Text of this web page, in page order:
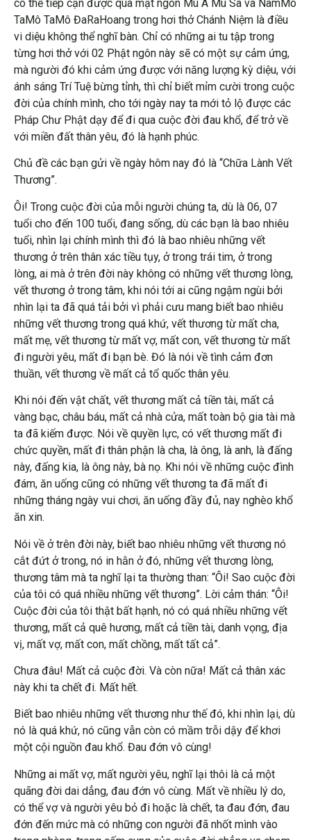
có thể tiếp cận được qua mật ngôn Mu A Mu Sa và NamMô
TaMô TaMô ĐaRaHoang trong hơi thở Chánh Niệm là điều
vi diệu không thể nghĩ bàn. Chỉ có những ai tu tập trong
từng hơi thở với 02 Phật ngôn này sẽ có một sự cảm ứng,
mà người đó khi cảm ứng được với năng lượng kỳ diệu, với
ánh sáng Trí Tuệ bừng tỉnh, thì chỉ biết mỉm cười trong cuộc
đời của chính mình, cho tới ngày nay ta mới tỏ lộ được các
Pháp Chư Phật dạy để đi qua cuộc đời đau khổ, để trở về
với miền đất thân yêu, đó là hạnh phúc.
Chủ đề các bạn gửi về ngày hôm nay đó là “Chữa Lành Vết
Thương”.
Ôi! Trong cuộc đời của mỗi người chúng ta, dù là 06, 07
tuổi cho đến 100 tuổi, đang sống, dù các bạn là bao nhiêu
tuổi, nhìn lại chính mình thì đó là bao nhiêu những vết
thương ở trên thân xác tiều tụy, ở trong trái tim, ở trong
lòng, ai mà ở trên đời này không có những vết thương lòng,
vết thương ở trong tâm, khi nói tới ai cũng ngậm ngùi bởi
nhìn lại ta đã quá tải bởi vì phải cưu mang biết bao nhiêu
những vết thương trong quá khứ, vết thương từ mất cha,
mất mẹ, vết thương từ mất vợ, mất con, vết thương từ mất
đi người yêu, mất đi bạn bè. Đó là nói về tình cảm đơn
thuần, vết thương về mất cả tổ quốc thân yêu.
Khi nói đến vật chất, vết thương mất cả tiền tài, mất cả
vàng bạc, châu báu, mất cả nhà cửa, mất toàn bộ gia tài mà
ta đã kiếm được. Nói về quyền lực, có vết thương mất đi
chức quyền, mất đi thân phận là cha, là ông, là anh, là đấng
này, đấng kia, là ông này, bà nọ. Khi nói về những cuộc đình
đám, ăn uống cũng có những vết thương ta đã mất đi
những tháng ngày vui chơi, ăn uống đầy đủ, nay nghèo khổ
ăn xin.
Nói về ở trên đời này, biết bao nhiêu những vết thương nó
cắt đứt ở trong, nó in hằn ở đó, những vết thương lòng,
thương tâm mà ta nghĩ lại ta thường than: “Ôi! Sao cuộc đời
của tôi có quá nhiều những vết thương”. Lời cảm thán: “Ôi!
Cuộc đời của tôi thật bất hạnh, nó có quá nhiều những vết
thương, mất cả quê hương, mất cả tiền tài, danh vọng, địa
vị, mất vợ, mất con, mất chồng, mất tất cả”.
Chưa đâu! Mất cả cuộc đời. Và còn nữa! Mất cả thân xác
này khi ta chết đi. Mất hết.
Biết bao nhiêu những vết thương như thế đó, khi nhìn lại, dù
nó là quá khứ, nó cũng vẫn còn có mầm trỗi dậy để khơi
một cội nguồn đau khổ. Đau đớn vô cùng!
Những ai mất vợ, mất người yêu, nghĩ lại thôi là cả một
quãng đời dai dẳng, đau đớn vô cùng. Mất về nhiều lý do,
có thể vợ và người yêu bỏ đi hoặc là chết, ta đau đớn, đau
đớn đến mức mà có những con người đã nhốt mình vào